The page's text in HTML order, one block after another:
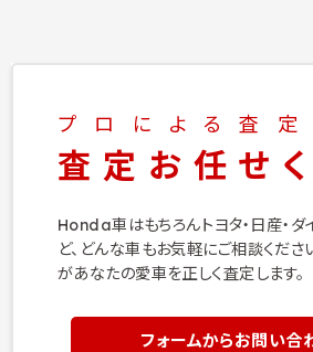
プロによる査定
査定お任せ
Honda車はもちろんトヨタ・日産・ダ
ど、 どんな車もお気軽にご相談くださ
があなたの愛車を正しく査定します。
フォームからお問い合